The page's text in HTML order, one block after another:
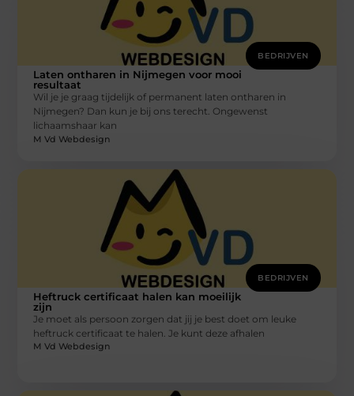
BEDRIJVEN
Laten ontharen in Nijmegen voor mooi
resultaat
Wil je je graag tijdelijk of permanent laten ontharen in
Nijmegen? Dan kun je bij ons terecht. Ongewenst
lichaamshaar kan
M Vd Webdesign
BEDRIJVEN
Heftruck certificaat halen kan moeilijk
zijn
Je moet als persoon zorgen dat jij je best doet om leuke
heftruck certificaat te halen. Je kunt deze afhalen
M Vd Webdesign